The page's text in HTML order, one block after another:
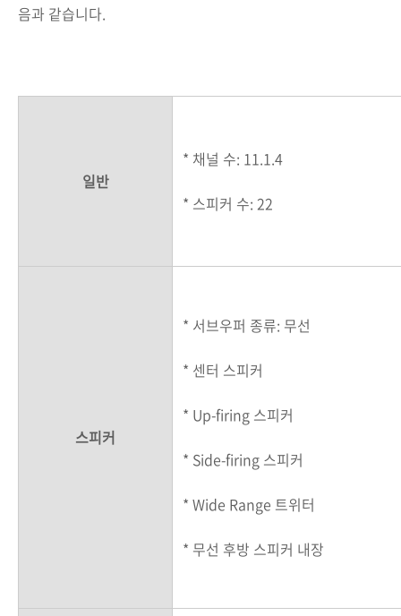
음과 같습니다.
일반
* 채널 수: 11.1.4
* 스피커 수: 22
스피커
* 서브우퍼 종류: 무선
* 센터 스피커
* Up-firing 스피커
* Side-firing 스피커
* Wide Range 트위터
* 무선 후방 스피커 내장